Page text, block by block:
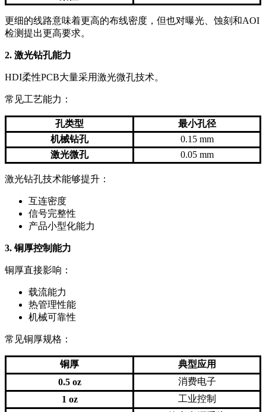
更细的线路意味着更高的布线密度，但也对曝光、蚀刻和AOI
检测提出更高要求。
2. 激光钻孔能力
HDI柔性PCB大量采用激光微孔技术。
常见工艺能力：
孔类型
最小孔径
机械钻孔
0.15 mm
激光微孔
0.05 mm
激光钻孔技术能够提升：
互连密度
信号完整性
产品小型化能力
3. 铜厚控制能力
铜厚直接影响：
载流能力
热管理性能
机械可靠性
常见铜厚规格：
铜厚
典型应用
0.5 oz
消费电子
1 oz
工业控制